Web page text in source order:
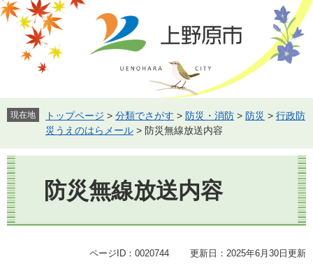
ペ
ー
す。
メ
ニ
し
て
文
へ
現在地 トップページ > 分類でさがす > 防災・消防 > 防災 > 行政防
災うえのはらメール > 防災無線放送内容
本
文
防災無線放送内容
ページID：0020744 更新日：2025年6月30日更新